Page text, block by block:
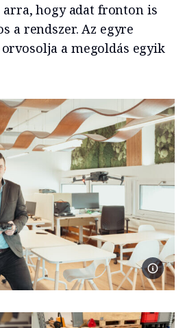
arra, hogy adat fronton is
a rendszer. Az egyre
a megoldás egyik